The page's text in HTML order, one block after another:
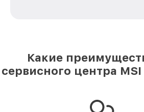
Какие
сервисного центра